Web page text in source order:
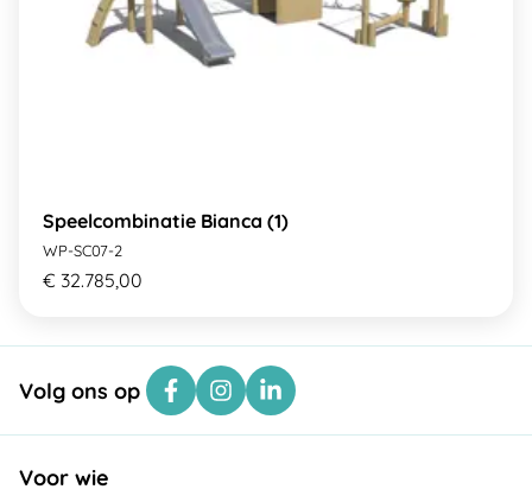
Speelcombinatie Bianca (1)
WP-SC07-2
€ 32.785,00
Volg ons op
Voor wie